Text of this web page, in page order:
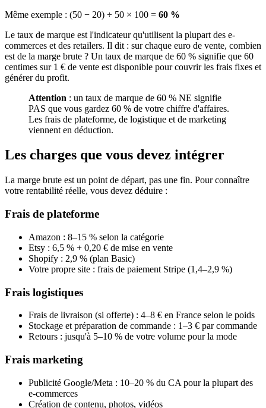
Même exemple : (50 − 20) ÷ 50 × 100 = 60 %
Le taux de marque est l'indicateur qu'utilisent la plupart des e-
commerces et des retailers. Il dit : sur chaque euro de vente, combien
est de la marge brute ? Un taux de marque de 60 % signifie que 60
centimes sur 1 € de vente est disponible pour couvrir les frais fixes et
générer du profit.
Attention : un taux de marque de 60 % NE signifie
PAS que vous gardez 60 % de votre chiffre d'affaires.
Les frais de plateforme, de logistique et de marketing
viennent en déduction.
Les charges que vous devez intégrer
La marge brute est un point de départ, pas une fin. Pour connaître
votre rentabilité réelle, vous devez déduire :
Frais de plateforme
Amazon : 8–15 % selon la catégorie
Etsy : 6,5 % + 0,20 € de mise en vente
Shopify : 2,9 % (plan Basic)
Votre propre site : frais de paiement Stripe (1,4–2,9 %)
Frais logistiques
Frais de livraison (si offerte) : 4–8 € en France selon le poids
Stockage et préparation de commande : 1–3 € par commande
Retours : jusqu'à 5–10 % de votre volume pour la mode
Frais marketing
Publicité Google/Meta : 10–20 % du CA pour la plupart des
e-commerces
Création de contenu, photos, vidéos